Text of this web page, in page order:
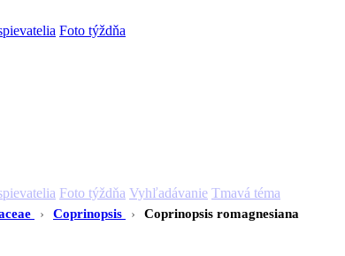
Foto týždňa
Foto týždňa Vyhľadávanie Tmavá téma
› Coprinopsis › Coprinopsis romagnesiana